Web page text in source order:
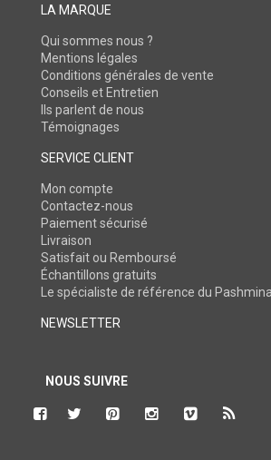
LA MARQUE
Qui sommes nous ?
Mentions légales
Conditions générales de vente
Conseils et Entretien
Ils parlent de nous
Témoignages
SERVICE CLIENT
Mon compte
Contactez-nous
Paiement sécurisé
Livraison
Satisfait ou Remboursé
Échantillons gratuits
Le spécialiste de référence du
NEWSLETTER
NOUS SUIVRE